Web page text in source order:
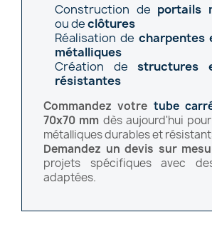
Construction de portails
ou declôtures
Réalisation de charpentes
métalliques
Création destructures
résistantes
Commandez votre tube
70x70 mm dès aujourd'hui
métalliques durables et
Demandez un devis sur
projets spécifiques avec
adaptées.